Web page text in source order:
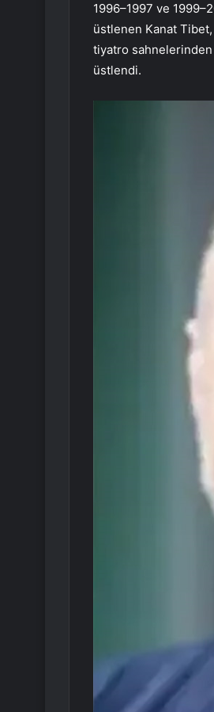
1996–1997 ve
üstlenen Kanat Tibet,
tiyatro sahnelerinden
üstlendi.